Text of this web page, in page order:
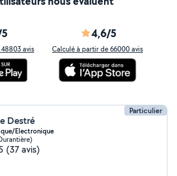
avis
4,6/5
Calculé à partir de 66000 avis
Particulier
Destré
Electronique
(37 avis)